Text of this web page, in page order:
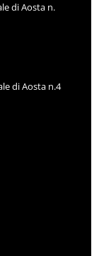
di Aosta n.
di Aosta n.4